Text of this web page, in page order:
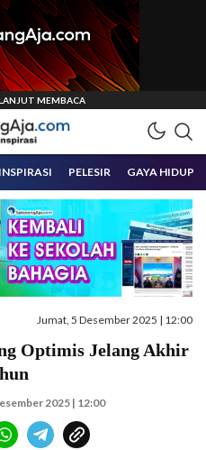
Malang Raya
INSPIRASI PELESIR GAYA HIDUP
Jumat, 5 Desember 2025 | 12:00
Optimis Jelang Akhir
2025 | 12:00